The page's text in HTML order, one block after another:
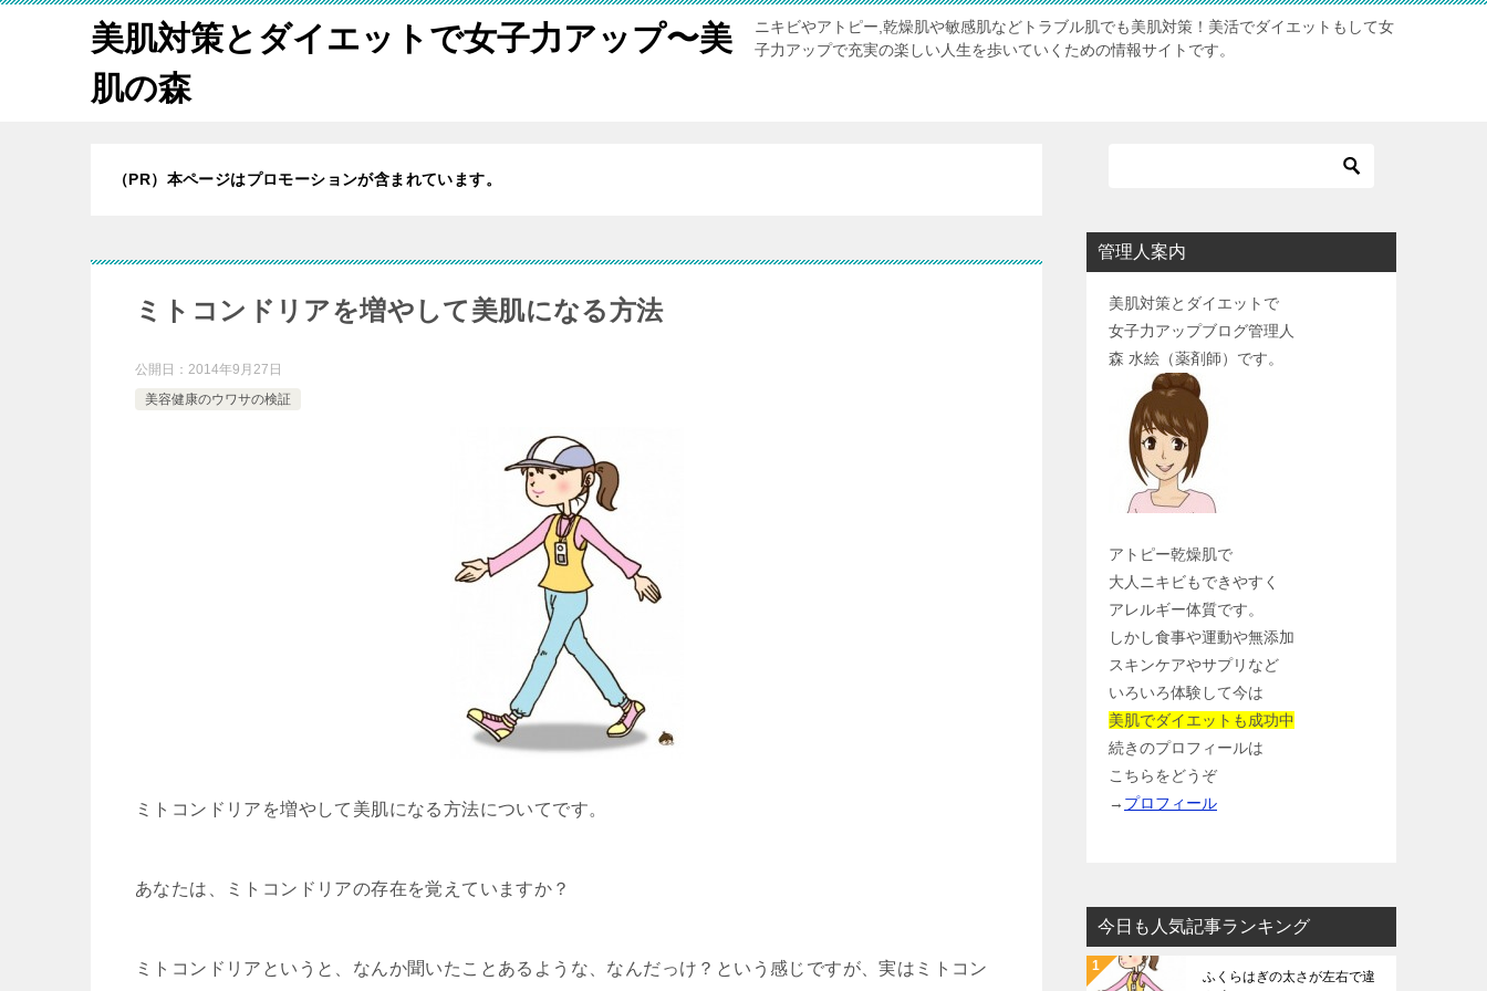
美肌対策とダイエットで女子力アップ〜美
肌の森
ニキビやアトピー,乾燥肌や敏感肌などトラブル肌でも美肌対策！美活でダイエットもして女
子力アップで充実の楽しい人生を歩いていくための情報サイトです。
（PR）本ページはプロモーションが含まれています。
ミトコンドリアを増やして美肌になる方法
公開日： 2014年9月27日
美容健康のウワサの検証
ミトコンドリアを増やして美肌になる方法についてです。
あなたは、ミトコンドリアの存在を覚えていますか？
ミトコンドリアというと、なんか聞いたことあるような、なんだっけ？という感じですが、実はミトコン
管理人案内
美肌対策とダイエットで
女子力アップブログ管理人
森 水絵（薬剤師）です。
アトピー乾燥肌で
大人ニキビもできやすく
アレルギー体質です。
しかし食事や運動や無添加
スキンケアやサプリなど
いろいろ体験して今は
美肌でダイエットも成功中
続きのプロフィールは
こちらをどうぞ
→ プロフィール
今日も人気記事ランキング
ふくらはぎの太さが左右で違